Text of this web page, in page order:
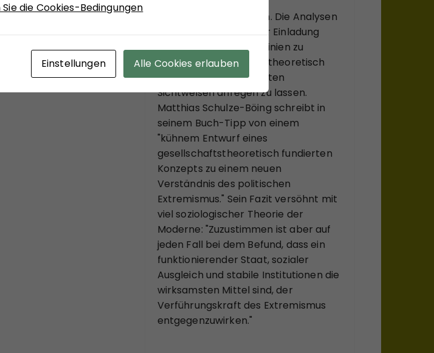
Anziehungskraft haben. Die Analysen
des Buches sollen einer Einladung
sein, bekannte Diskurslinien zu
verlassen, sich, systemtheoretisch
inspiriert, zu ungewohnten
Sichtweisen anregen zu lassen.
Matthias Schulze-Böing schreibt in
seinem Buch-Tipp von einem
"kühnem Entwurf eines
gesellschaftstheoretisch fundierten
Konzepts zu einem neuen
Verständnis des politischen
Extremismus." Sein Fazit versöhnt mit
viel soziologischer Theorie der
Moderne: "Zuzustimmen ist aber auf
jeden Fall bei dem Befund, dass ein
funktionierender Staat, sozialer
Ausgleich und stabile Institutionen die
wirksamsten Mittel sind, der
Verführungskraft des Extremismus
entgegenzuwirken."
Sie die Cookies-Bedingungen
Einstellungen Alle Cookies erlauben